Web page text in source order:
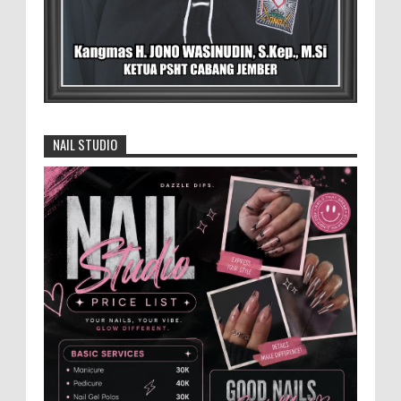
Didampingi Kuasa Hukum Safi'i Datangi
Polres Jember MEMOPOS.vo.id, Jember -
Safi'i (76) warga Kreyongan, Kelurahan Patrang,
Digelontor Bantuan CSR Jumbo dan Bibit
Ternak Gratis ‎
‎BLORA – Wakil Bupati Blora Hj. Sri
Setyorini menghadiri Rapat Anggota Tahunan (RAT)
Kelompok Tani Hutan (KTH) Masjid Baitur Mulyo yang
dig...
Anggota Karang Taruna Urunan Demi
Nobar Indonesia Lawan Vietnam
Pertandingan sepakbola antara Tim
Indonesia dan Vietnam tidak dilewatkan
begitu saha oleh penggemar bola, termasuk karang
NAIL STUDIO